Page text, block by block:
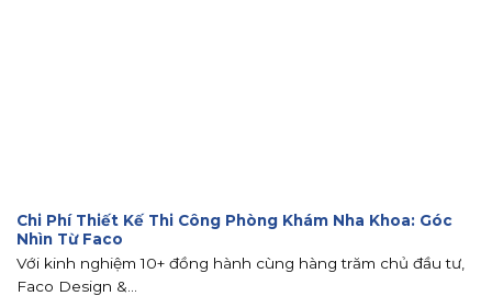
Chi Phí Thiết Kế Thi Công Phòng Khám Nha Khoa: Góc
Nhìn Từ Faco
Với kinh nghiệm 10+ đồng hành cùng hàng trăm chủ đầu tư,
Faco Design &...